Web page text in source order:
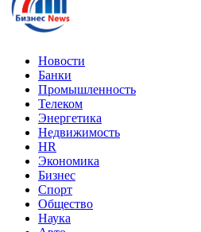
Новости
Банки
Промышленность
Телеком
Энергетика
Недвижимость
HR
Экономика
Бизнес
Спорт
Общество
Наука